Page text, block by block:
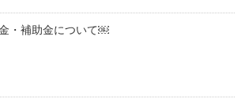
・補助金について￼